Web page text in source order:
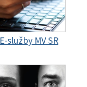
E-služby MV SR